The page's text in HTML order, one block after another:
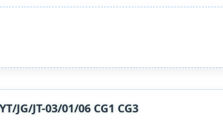
JG/JT-03/01/06 CG1 CG3